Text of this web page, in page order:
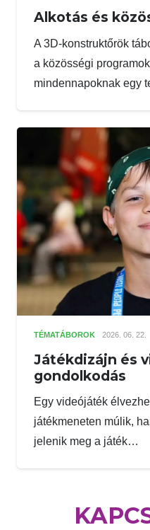
Alkotás és
A 3D-konstruktőrök
a közösségi
mindennapoknak egy
TÉMATÁBOROK 2026. 06. 22.
Játékdizájn és
gondolkodás
Egy videójáték
játékmeneten múlik,
jelenik meg a játék…